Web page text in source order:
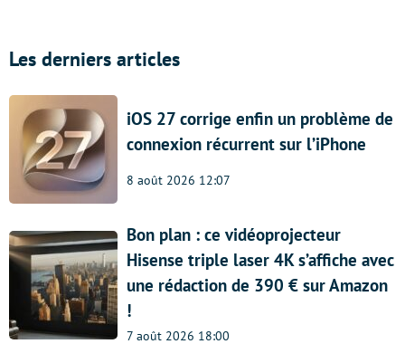
Les derniers articles
iOS 27 corrige enfin un problème de
connexion récurrent sur l’iPhone
8 août 2026 12:07
Bon plan : ce vidéoprojecteur
Hisense triple laser 4K s’affiche avec
une rédaction de 390 € sur Amazon
!
7 août 2026 18:00